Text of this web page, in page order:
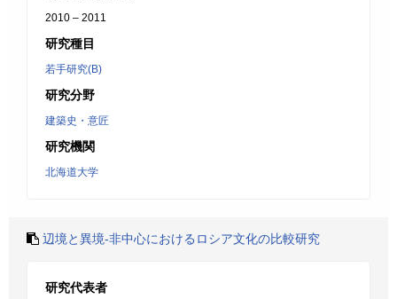
2010 – 2011
研究種目
若手研究(B)
研究分野
建築史・意匠
研究機関
北海道大学
辺境と異境-非中心におけるロシア文化の比較研究
研究代表者